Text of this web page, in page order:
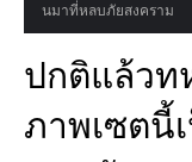
นมาที่หลบภัยสงคราม
ปกติแล้วท
ภาพเซตนี้